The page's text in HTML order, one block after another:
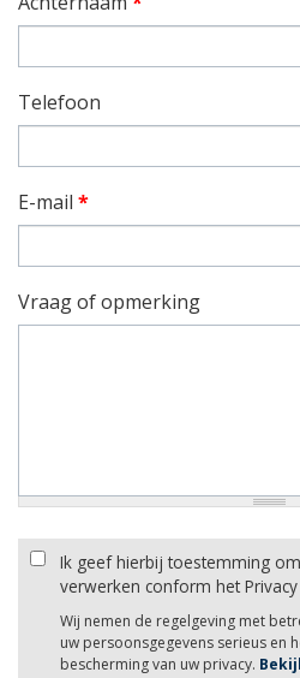
Telefoon
E-mail *
Vraag of opmerking
Ik geef hierbij toestemming
verwerken conform het
Wij nemen de regelgeving met
uw persoonsgegevens serieus en
bescherming van uw privacy.